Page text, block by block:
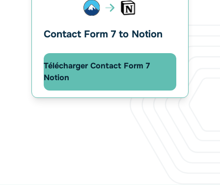
Contact Form 7 to Notion
Télécharger Contact Form 7
Notion